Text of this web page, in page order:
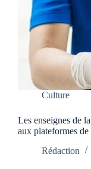
Culture
Les enseignes de
aux plateformes
Rédaction